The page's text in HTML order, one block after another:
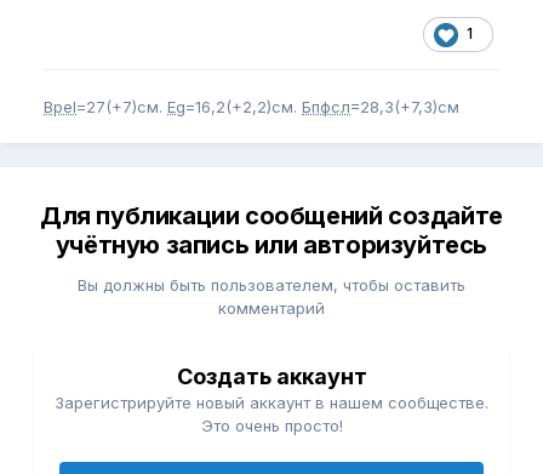
1
Bpel=27(+7)см. Eg=16,2(+2,2)см. Бпфсл=28,3(+7,3)см
Для публикации сообщений создайте
учётную запись или авторизуйтесь
Вы должны быть пользователем, чтобы оставить
комментарий
Создать аккаунт
Зарегистрируйте новый аккаунт в нашем сообществе.
Это очень просто!